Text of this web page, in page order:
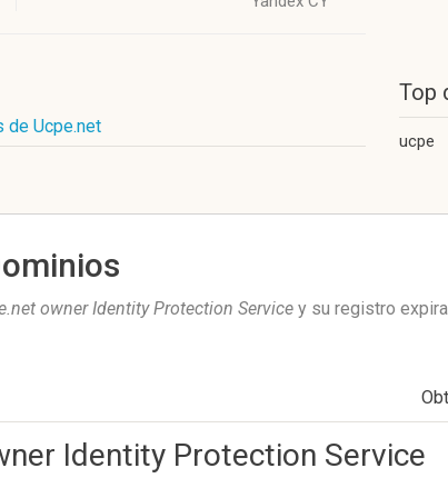
de Ucpe.net
Top
ucpe
owner Identity Protection Service y su registro
Identity Protection Service